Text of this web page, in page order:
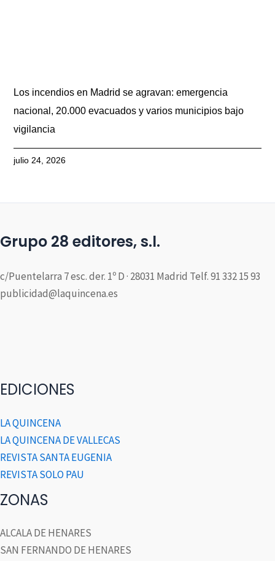
Los incendios en Madrid se agravan: emergencia
nacional, 20.000 evacuados y varios municipios bajo
vigilancia
julio 24, 2026
Grupo 28 editores, s.l.
c/Puentelarra 7 esc. der. 1º D · 28031 Madrid Telf. 91 332 15 93
publicidad@laquincena.es
EDICIONES
LA QUINCENA
LA QUINCENA DE VALLECAS
REVISTA SANTA EUGENIA
REVISTA SOLO PAU
ZONAS
ALCALA DE HENARES
SAN FERNANDO DE HENARES